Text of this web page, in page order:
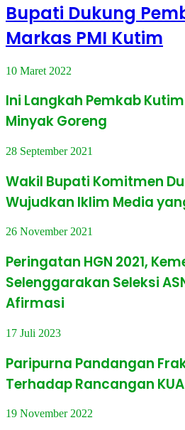
Bupati Dukung
Markas PMI Kutim
10 Maret 2022
Ini Langkah Pemkab
Minyak Goreng
28 September 2021
Wakil Bupati Komitmen
Wujudkan Iklim Media
26 November 2021
Peringatan HGN 2021,
Selenggarakan Seleksi
Afirmasi
17 Juli 2023
Paripurna Pandangan
Terhadap Rancangan KUA
19 November 2022